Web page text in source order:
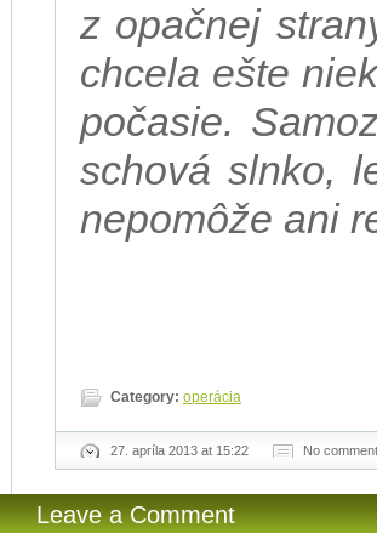
z opačnej
chcela ešte
počasie.
schová slnko,
nepomôže ani
Category: operácia
27. apríla 2013 at 15:22 No
Leave a Comment